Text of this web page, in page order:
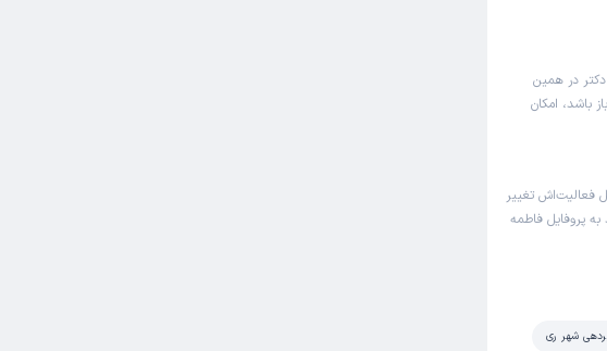
در همین
باشد، امکان
تغییر
پروفایل فاطمه
شهر ری